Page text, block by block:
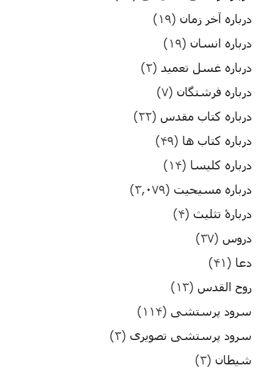
درباره آخر زمان (۱۹)
درباره انسان (۱۹)
درباره غسل تعمید (۲)
درباره فرشتگان (۷)
درباره کتاب مقدس (۲۲)
درباره کتاب ها (۴۹)
درباره کلیسا (۱۴)
درباره مسیحیت (۳,۰۷۹)
دربارۀ تثلیث (۴)
دروس (۳۷)
دعا (۴۱)
روح القدس (۱۳)
سرود پرستشی (۱۱۴)
سرود پرستشی تصویری (۳)
شیطان (۳)